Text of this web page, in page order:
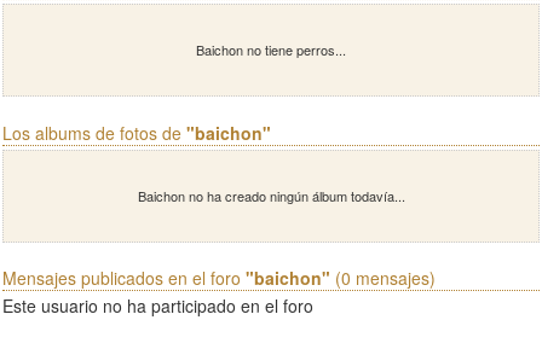
Baichon no tiene perros...
Los albums de fotos de "baichon"
Baichon no ha creado ningún álbum todavía...
Mensajes publicados en el foro "baichon" (0 mensajes)
Este usuario no ha participado en el foro